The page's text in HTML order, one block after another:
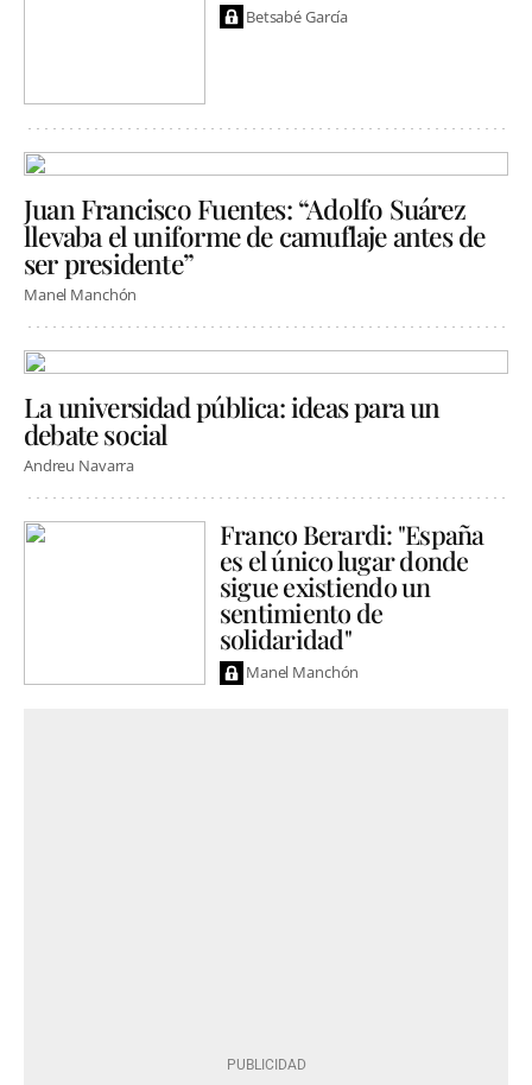
Betsabé García
Juan Francisco Fuentes: “Adolfo Suárez
llevaba el uniforme de camuflaje antes de
ser presidente”
Manel Manchón
La universidad pública: ideas para un
debate social
Andreu Navarra
Franco Berardi: "España
es el único lugar donde
sigue existiendo un
sentimiento de
solidaridad"
Manel Manchón